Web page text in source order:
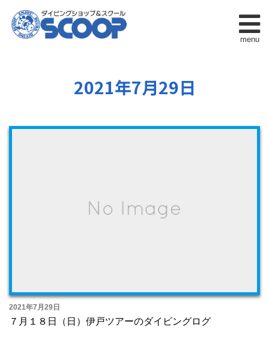
menu
2021年7月29日
2021年7月29日
７月１８日（日）伊戸ツアーのダイビングログ